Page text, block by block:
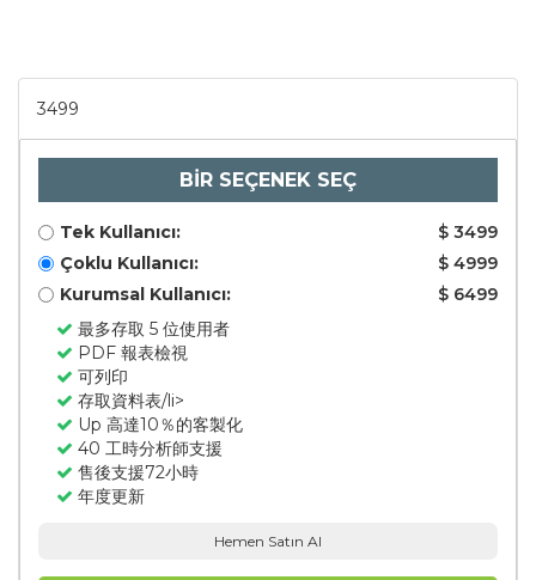
3499
BİR SEÇENEK SEÇ
Tek Kullanıcı:
$ 3499
Çoklu Kullanıcı:
$ 4999
Kurumsal Kullanıcı:
$ 6499
最多存取 5 位使用者
PDF 報表檢視
可列印
存取資料表/li>
Up 高達10％的客製化
40 工時分析師支援
售後支援72小時
年度更新
Hemen Satın Al